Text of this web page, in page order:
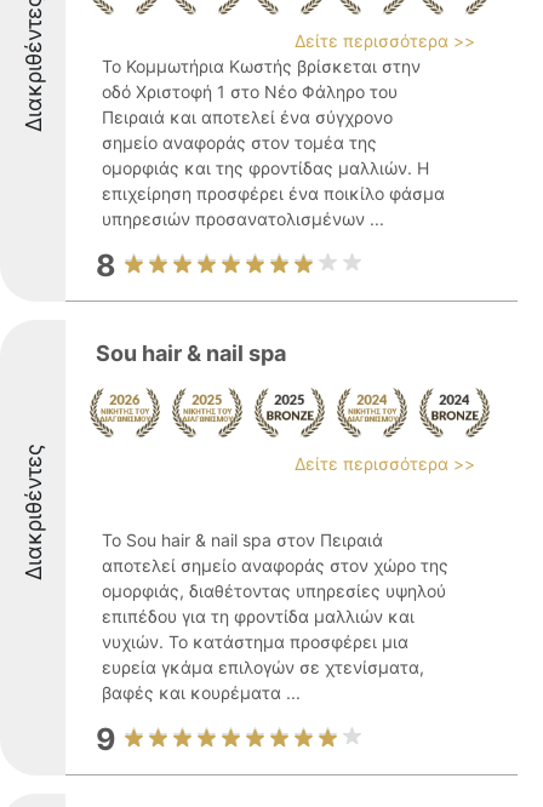
Διακριθέντες
Δείτε περισσότερα >>
Το Κομμωτήρια Κωστής βρίσκεται στην
οδό Χριστοφή 1 στο Νέο Φάληρο του
Πειραιά και αποτελεί ένα σύγχρονο
σημείο αναφοράς στον τομέα της
ομορφιάς και της φροντίδας μαλλιών. Η
επιχείρηση προσφέρει ένα ποικίλο φάσμα
υπηρεσιών προσανατολισμένων ...
8
Διακριθέντες
Sou hair & nail spa
Δείτε περισσότερα >>
Το Sou hair & nail spa στον Πειραιά
αποτελεί σημείο αναφοράς στον χώρο της
ομορφιάς, διαθέτοντας υπηρεσίες υψηλού
επιπέδου για τη φροντίδα μαλλιών και
νυχιών. Το κατάστημα προσφέρει μια
ευρεία γκάμα επιλογών σε χτενίσματα,
βαφές και κουρέματα ...
9